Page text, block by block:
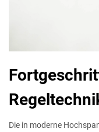
Die in moderne